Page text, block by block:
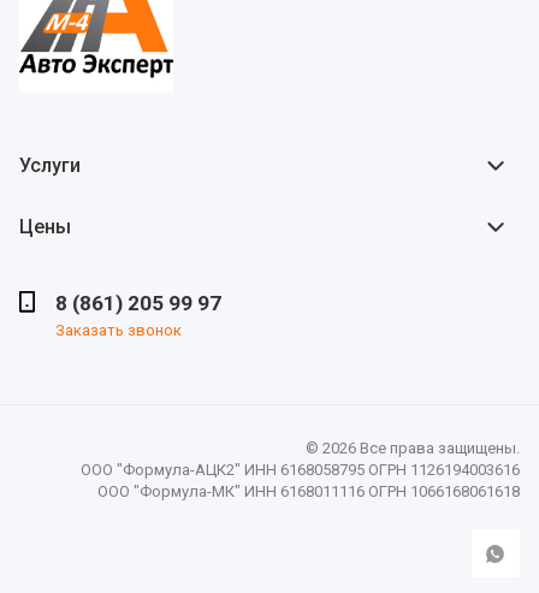
Услуги
Цены
8 (861) 205 99 97
Заказать звонок
© 2026 Все права защищены.
ООО "Формула-АЦК2" ИНН 6168058795 ОГРН 1126194003616
ООО "Формула-МК" ИНН 6168011116 ОГРН 1066168061618